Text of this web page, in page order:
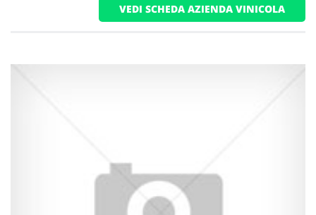
VEDI SCHEDA AZIENDA VINICOLA